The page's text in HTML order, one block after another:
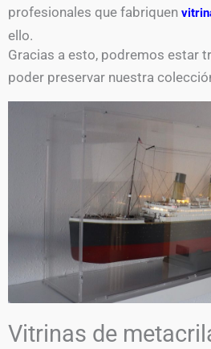
profesionales que fabriquen
ello.
Gracias a esto, podremos estar
poder preservar nuestra
Vitrinas de